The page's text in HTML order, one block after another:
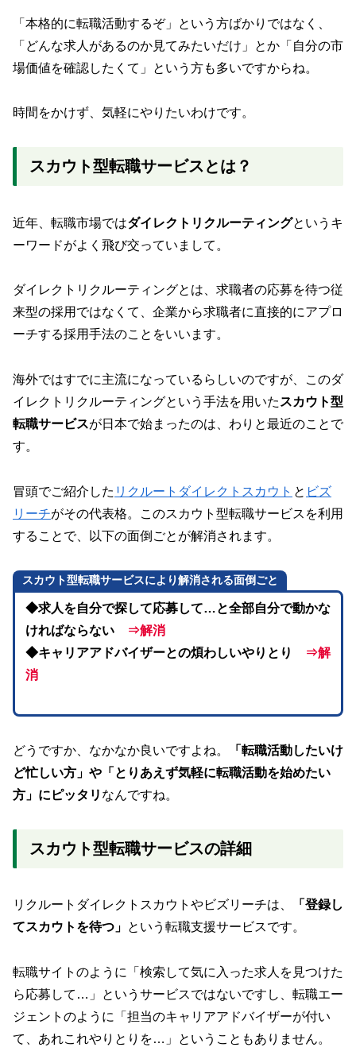
「本格的に転職活動するぞ」という方ばかりではなく、
「どんな求人があるのか見てみたいだけ」とか「自分の市
場価値を確認したくて」という方も多いですからね。
時間をかけず、気軽にやりたいわけです。
スカウト型転職サービスとは？
近年、転職市場ではダイレクトリクルーティングというキ
ーワードがよく飛び交っていまして。
ダイレクトリクルーティングとは、求職者の応募を待つ従
来型の採用ではなくて、企業から求職者に直接的にアプロ
ーチする採用手法のことをいいます。
海外ではすでに主流になっているらしいのですが、このダ
イレクトリクルーティングという手法を用いた スカウト型
転職サービスが日本で始まったのは、わりと最近のことで
す。
冒頭でご紹介した リクルートダイレクトスカウト と ビズ
リーチがその代表格。このスカウト型転職サービスを利用
することで、以下の面倒ごとが解消されます。
スカウト型転職サービスにより解消される面倒ごと
◆求人を自分で探して応募して…と全部自分で動かな
ければならない
⇒解消
◆キャリアアドバイザーとの煩わしいやりとり
⇒解
消
どうですか、なかなか良いですよね。
「転職活動したいけ
ど忙しい方」や「とりあえず気軽に転職活動を始めたい
方」にピッタリ なんですね。
スカウト型転職サービスの詳細
リクルートダイレクトスカウトやビズリーチは、
「登録し
てスカウトを待つ」 という転職支援サービスです。
転職サイトのように「検索して気に入った求人を見つけた
ら応募して…」というサービスではないですし、転職エー
ジェントのように「担当のキャリアアドバイザーが付い
て、あれこれやりとりを…」ということもありません。